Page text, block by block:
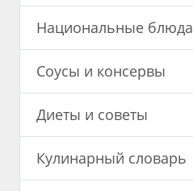
Национальные блюда
Соусы и консервы
Диеты и советы
Кулинарный словарь